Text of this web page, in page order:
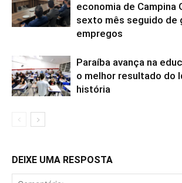
economia de Campina
sexto mês seguido de
empregos
Paraíba avança na
o melhor resultado do
história
DEIXE UMA RESPOSTA